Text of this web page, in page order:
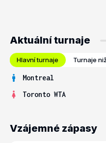
Aktuální turnaje
Hlavní turnaje Turnaje
Montreal
Toronto WTA
Vzájemné zápasy